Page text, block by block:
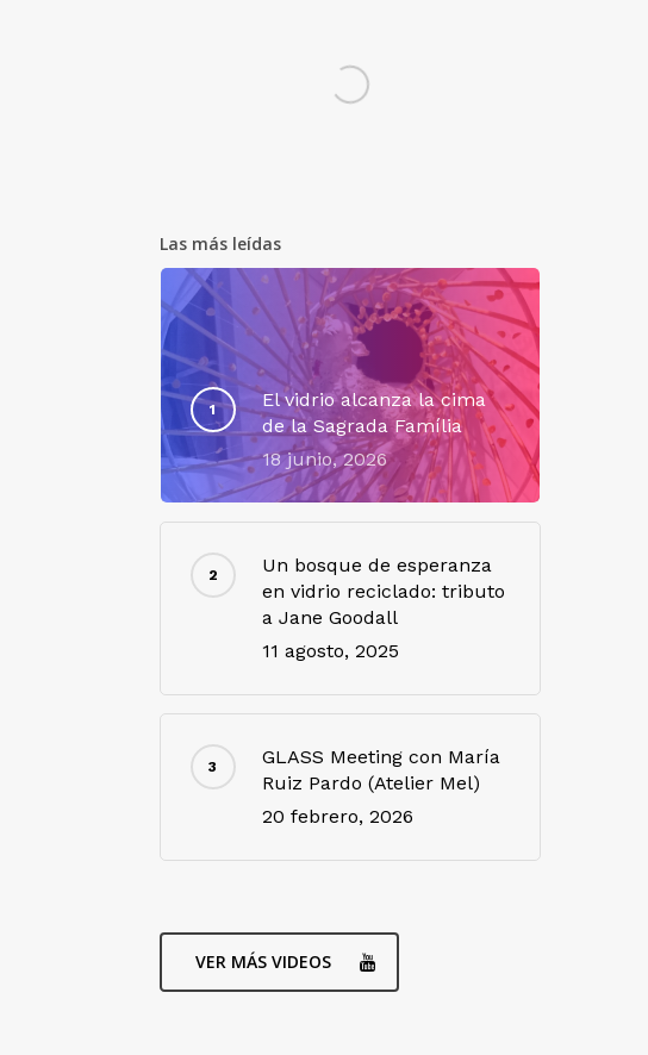
Las más leídas
El vidrio alcanza la cima
de la Sagrada Família
18 junio, 2026
Un bosque de esperanza
en vidrio reciclado: tributo
a Jane Goodall
11 agosto, 2025
GLASS Meeting con María
Ruiz Pardo (Atelier Mel)
20 febrero, 2026
VER MÁS VIDEOS